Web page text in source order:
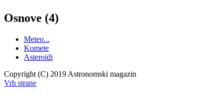
Osnove (4)
Meteo...
Komete
Asteroidi
Copyright (C) 2019 Astronomski magazin
Vrh strane